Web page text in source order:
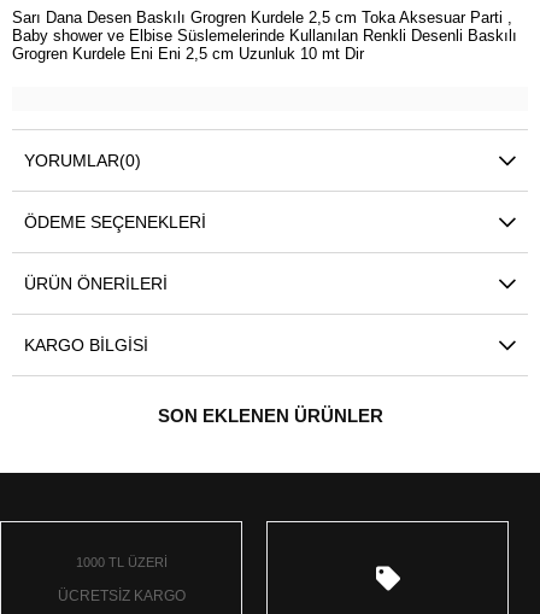
Sarı Dana Desen Baskılı Grogren Kurdele 2,5 cm Toka Aksesuar Parti ,
Baby shower ve Elbise Süslemelerinde Kullanılan Renkli Desenli Baskılı
Grogren Kurdele Eni Eni 2,5 cm Uzunluk 10 mt Dir
YORUMLAR(0)
ÖDEME SEÇENEKLERI
ÜRÜN ÖNERILERI
KARGO BILGISI
SON EKLENEN ÜRÜNLER
1000 TL ÜZERİ
ÜCRETSİZ KARGO